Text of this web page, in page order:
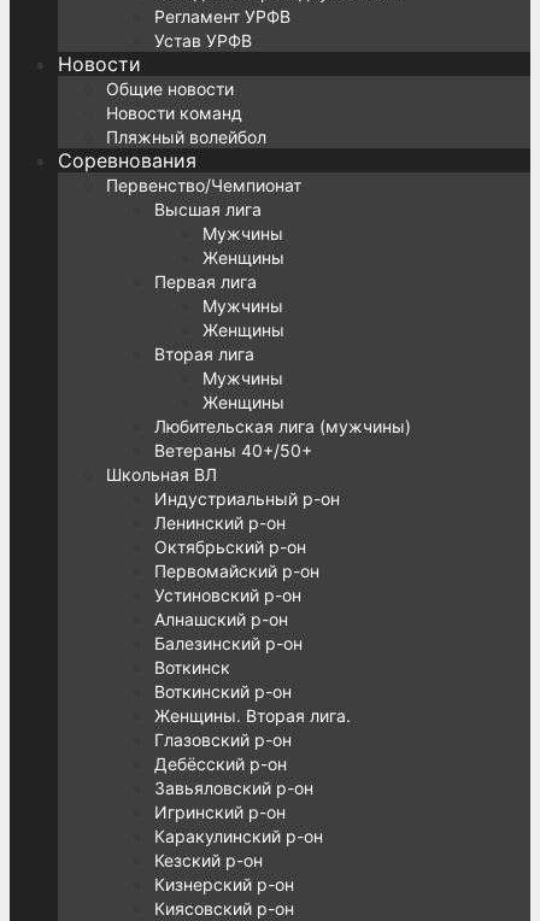
Регламент УРФВ
Устав УРФВ
Новости
Общие новости
Новости команд
Пляжный волейбол
Соревнования
Первенство/Чемпионат
Высшая лига
Мужчины
Женщины
Первая лига
Мужчины
Женщины
Вторая лига
Мужчины
Женщины
Любительская лига (мужчины)
Ветераны 40+/50+
Школьная ВЛ
Индустриальный р-он
Ленинский р-он
Октябрьский р-он
Первомайский р-он
Устиновский р-он
Алнашский р-он
Балезинский р-он
Воткинск
Воткинский р-он
Женщины. Вторая лига.
Глазовский р-он
Дебёсский р-он
Завьяловский р-он
Игринский р-он
Каракулинский р-он
Кезский р-он
Кизнерский р-он
Киясовский р-он